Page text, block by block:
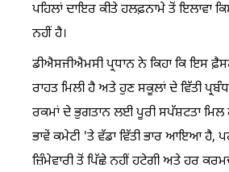
ਪਹਿਲਾਂ ਦਾਇਰ ਕੀਤੇ ਹਲਫ਼ਨਾਮੇ ਤੋਂ ਇਲਾਵਾ
ਨਹੀਂ ਹੈ।
ਡੀਐਸਜੀਐਮਸੀ ਪ੍ਰਧਾਨ ਨੇ ਕਿਹਾ ਕਿ ਇਸ
ਰਾਹਤ ਮਿਲੀ ਹੈ ਅਤੇ ਹੁਣ ਸਕੂਲਾਂ ਦੇ ਵਿੱਤੀ
ਰਕਮਾਂ ਦੇ ਭੁਗਤਾਨ ਲਈ ਪੂਰੀ ਸਪੱਸ਼ਟਤਾ ਮਿਲ
ਭਾਵੇਂ ਕਮੇਟੀ 'ਤੇ ਵੱਡਾ ਵਿੱਤੀ ਭਾਰ ਆਇਆ ਹੈ,
ਜ਼ਿੰਮੇਵਾਰੀ ਤੋਂ ਪਿੱਛੇ ਨਹੀਂ ਹਟੇਗੀ ਅਤੇ ਹਰ